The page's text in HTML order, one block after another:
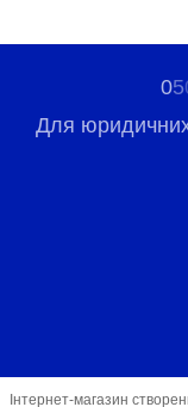
05
Для
Інтернет-магазин